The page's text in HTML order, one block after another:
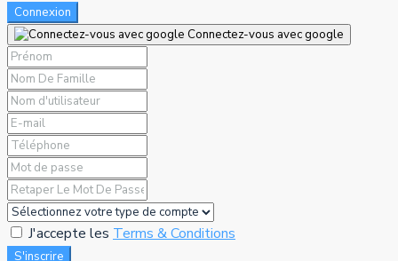
Connexion
Connectez-vous avec google
J'accepte les Terms & Conditions
S'inscrire